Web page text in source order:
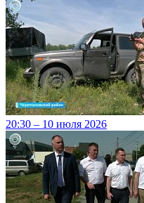
20:30 – 10 июля 2026